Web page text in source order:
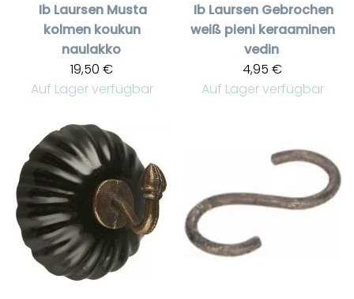
Ib Laursen Musta
kolmen koukun
naulakko
19,50 €
Auf Lager verfügbar
Ib Laursen Gebrochen
weiß pieni keraaminen
vedin
4,95 €
Auf Lager verfügbar